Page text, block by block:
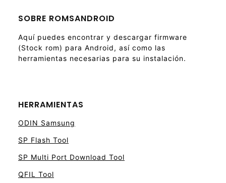
SOBRE ROMSANDROID
Aquí puedes encontrar y descargar firmware
(Stock rom) para Android, así como las
herramientas necesarias para su instalación.
HERRAMIENTAS
ODIN Samsung
SP Flash Tool
SP Multi Port Download Tool
QFIL Tool